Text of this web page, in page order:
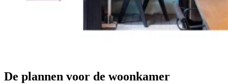
De plannen voor de woonkamer